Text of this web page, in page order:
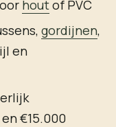
houtof PVC
gordijnen,
en
€15.000